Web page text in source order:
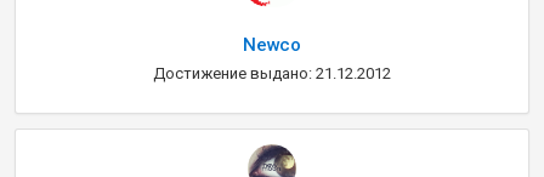
Newco
Достижение выдано: 21.12.2012